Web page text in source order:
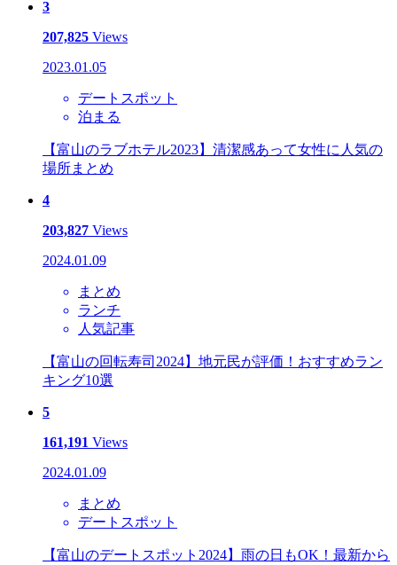
3
207,825 Views
2023.01.05
デートスポット
泊まる
【富山のラブホテル2023】清潔感あって女性に人気の
場所まとめ
4
203,827 Views
2024.01.09
まとめ
ランチ
人気記事
【富山の回転寿司2024】地元民が評価！おすすめラン
キング10選
5
161,191 Views
2024.01.09
まとめ
デートスポット
【富山のデートスポット2024】雨の日もOK！最新から